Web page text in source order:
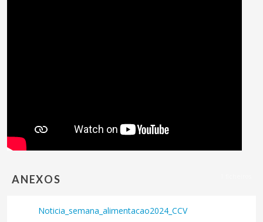
ANEXOS
Noticia_semana_alimentacao2024_CCV